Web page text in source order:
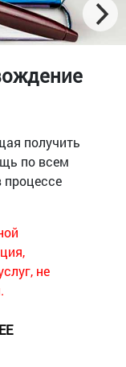
получить
по всем
процессе
не